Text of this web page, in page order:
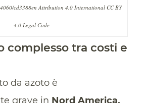
cd3388en Attribution 4.0 International CC BY
4.0 Legal Code
complesso tra costi e
da azoto è
grave in Nord America,